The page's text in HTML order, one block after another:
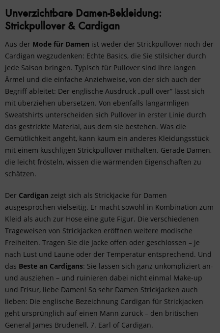
Unverzichtbare Damen-Bekleidung:
Strickpullover & Cardigan
Aus der Mode für Damen ist weder der Strickpullover noch der
Cardigan wegzudenken: Echte Basics, die Sie stilsicher durch
jede Saison bringen. Typisch für Pullover sind ihre langen
Ärmel und die einfache Anziehweise, von der sich auch der
Begriff ableitet: Der englische Ausdruck „pull over“ lässt sich
mit überziehen übersetzen. Von ebenfalls langärmligen
Sweatshirts unterscheiden sich Pullover in erster Linie durch
das gestrickte Material, aus dem sie bestehen. Was die
Gemütlichkeit angeht, kann kaum ein anderes Kleidungsstück
mit einem kuschligen Strickpullover mithalten. Gerade Damen,
die leicht frösteln, wissen die wärmenden Eigenschaften zu
schätzen.
Der Cardigan zeigt sich als Strickjacke für Damen
ausgesprochen vielseitig. Er macht sowohl in Kombination zum
Kleid als auch zur Hose eine gute Figur. Die verschiedenen
Trageweisen von Strickjacken eröffnen weitere modische
Freiheiten. Tragen Sie die Jacke offen oder geschlossen – je
nach Lust und Laune oder der Temperatur entsprechend. Und
das Beste an Cardigans: Sie lassen sich ganz unkompliziert an-
und ausziehen – und ruinieren dabei nicht einmal Make-up
und Frisur, liebe Damen! So sehr Damen Strickjacken auch
lieben: Die englische Bezeichnung Cardigan für Strickjacken
geht ursprünglich auf einen Mann zurück – den britischen
General James Brudenell, 7. Earl of Cardigan.